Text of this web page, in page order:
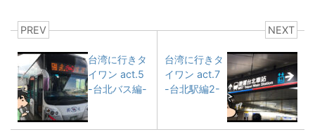
PREV
台湾に行きタ
イワン act.5
-台北バス編-
NEXT
台湾に行きタ
イワン act.7
-台北駅編2-